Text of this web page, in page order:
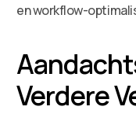
en workflow-
Verdere